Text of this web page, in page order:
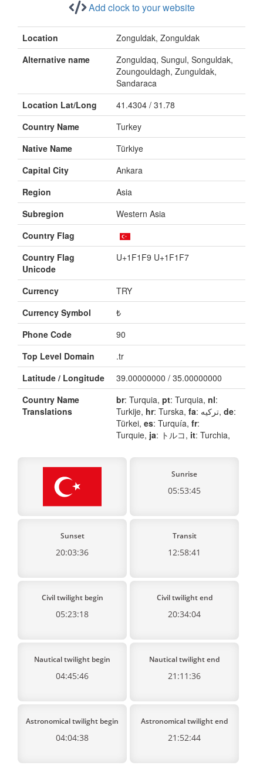
Add clock to your website
Location
Zonguldak, Zonguldak
Alternative name
Zonguldaq, Sungul, Songuldak,
Zoungouldagh, Zunguldak,
Sandaraca
Location Lat/Long
41.4304 / 31.78
Country Name
Turkey
Native Name
Türkiye
Capital City
Ankara
Region
Asia
Subregion
Western Asia
Country Flag
Country Flag
Unicode
U+1F1F9 U+1F1F7
Currency
TRY
Currency Symbol
₺
Phone Code
90
Top Level Domain
.tr
Latitude / Longitude
39.00000000 / 35.00000000
Country Name
Translations
br: Turquia, pt: Turquia, nl:
Turkije, hr: Turska, fa : ترکیه, de:
Türkei, es: Turquía, fr:
Turquie, ja: トルコ, it: Turchia,
Sunrise
05:53:45
Sunset
20:03:36
Transit
12:58:41
Civil twilight begin
05:23:18
Civil twilight end
20:34:04
Nautical twilight begin
04:45:46
Nautical twilight end
21:11:36
Astronomical twilight begin
04:04:38
Astronomical twilight end
21:52:44